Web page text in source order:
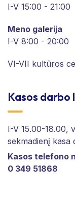
I-V 15:00 - 21:00
Meno galerija
I-V 8:00 - 20:00
VI-VII kultūros
Kasos darbo
I-V 15.00-18.00,
sekmadienį kasa
Kasos telefono
0 349 51868